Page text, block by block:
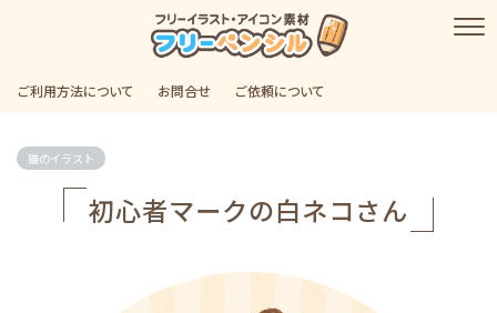
ご利用方法について お問合せ ご依頼について
猫のイラスト
初心者マークの白ネコさん